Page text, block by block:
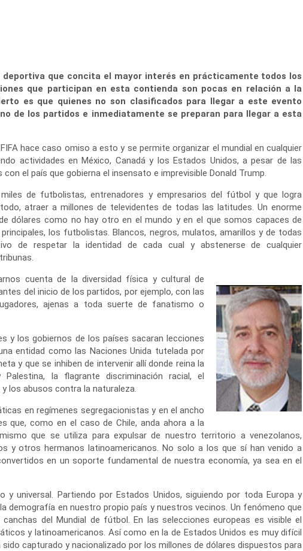
que concita el mayor interés en prácticamente todos los
que participan en esta contienda son pocas en relación a la
es que quienes no son clasificados para llegar a este evento
de los partidos e inmediatamente se preparan para llegar a esta
hace caso omiso a esto y se permite organizar el mundial en cualquier
actividades en México, Canadá y los Estados Unidos, a pesar de las
el país que gobierna el insensato e imprevisible Donald Trump.
de futbolistas, entrenadores y empresarios del fútbol y que logra
atraer a millones de televidentes de todas las latitudes. Un enorme
dólares como no hay otro en el mundo y en el que somos capaces de
los futbolistas. Blancos, negros, mulatos, amarillos y de todas
de respetar la identidad de cada cual y abstenerse de cualquier
cuenta de la diversidad física y cultural de
del inicio de los partidos, por ejemplo, con las
ajenas a toda suerte de fanatismo o
y los gobiernos de los países sacaran lecciones
entidad como las Naciones Unida tutelada por
y que se inhiben de intervenir allí donde reina la
la flagrante discriminación racial, el
los abusos contra la naturaleza.
en regímenes segregacionistas y en el ancho
que, como en el caso de Chile, anda ahora a la
que se utiliza para expulsar de nuestro territorio a venezolanos,
y otros hermanos latinoamericanos. No solo a los que sí han venido a
en un soporte fundamental de nuestra economía, ya sea en el
universal. Partiendo por Estados Unidos, siguiendo por toda Europa y
demografía en nuestro propio país y nuestros vecinos. Un fenómeno que
del Mundial de fútbol. En las selecciones europeas es visible el
y latinoamericanos. Así como en la de Estados Unidos es muy difícil
capturado y nacionalizado por los millones de dólares dispuestos para